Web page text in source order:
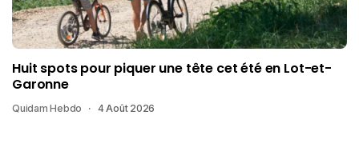
Huit spots pour piquer une tête cet été en Lot-et-
Garonne
Quidam Hebdo 4 Août 2026